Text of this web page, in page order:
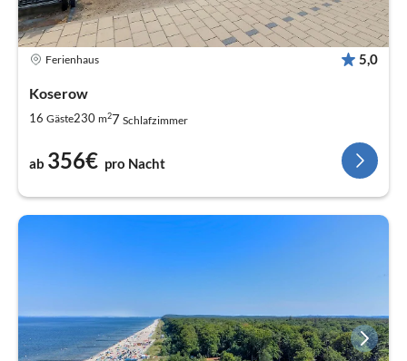
Ferienhaus 5,0
Koserow
16 Gäste230 m27 Schlafzimmer
ab 356€ pro Nacht